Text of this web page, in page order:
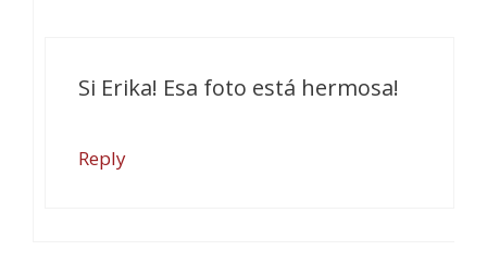
Si Erika! Esa foto está hermosa!
Reply